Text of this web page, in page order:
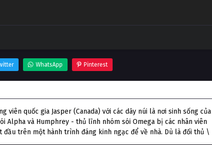
WhatsApp Pinterest
viên quốc gia Jasper (Canada) với các dãy núi là nơi sinh sống của
Alpha và Humphrey - thủ lĩnh nhóm sói Omega bị các nhân viên
đầu trên một hành trình đáng kinh ngạc để về nhà. Dù là đối thủ \